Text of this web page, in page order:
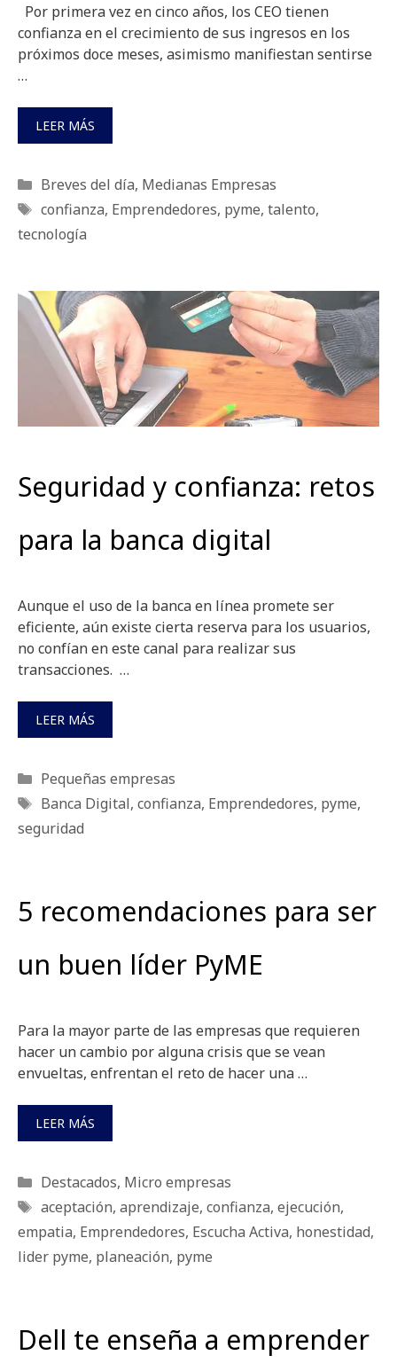
Por primera vez en cinco años, los CEO tienen
confianza en el crecimiento de sus ingresos en los
próximos doce meses, asimismo manifiestan sentirse
…
LEER MÁS
Categorías
Breves del día, Medianas Empresas
Etiquetas
confianza, Emprendedores, pyme, talento,
tecnología
Seguridad y confianza: retos
para la banca digital
Aunque el uso de la banca en línea promete ser
eficiente, aún existe cierta reserva para los usuarios,
no confían en este canal para realizar sus
transacciones. …
LEER MÁS
Categorías
Pequeñas empresas
Etiquetas
Banca Digital, confianza, Emprendedores, pyme,
seguridad
5 recomendaciones para ser
un buen líder PyME
Para la mayor parte de las empresas que requieren
hacer un cambio por alguna crisis que se vean
envueltas, enfrentan el reto de hacer una …
LEER MÁS
Categorías
Destacados, Micro empresas
Etiquetas
aceptación, aprendizaje, confianza, ejecución,
empatia, Emprendedores, Escucha Activa, honestidad,
lider pyme, planeación, pyme
Dell te enseña a emprender